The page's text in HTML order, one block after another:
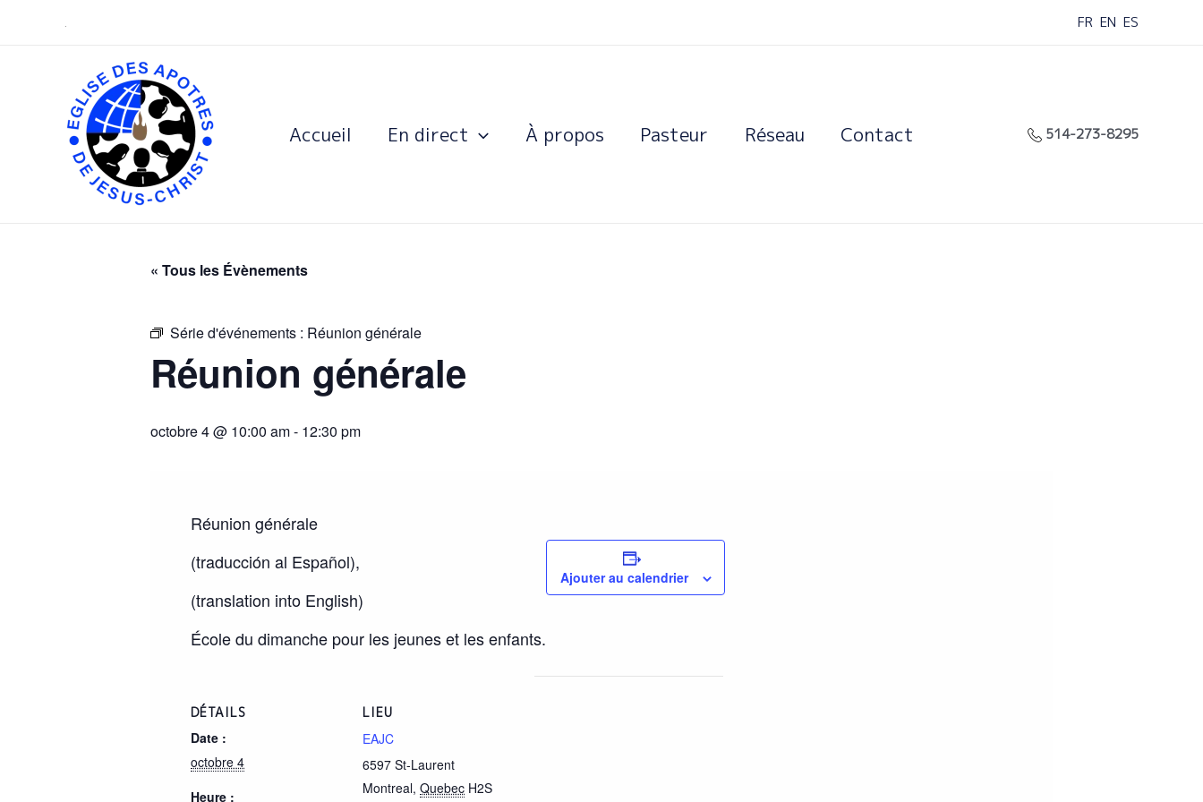
. FR EN ES
Accueil En direct À propos Pasteur Réseau Contact 514-273-8295
« Tous les Évènements
Série d'événements : Réunion générale
Réunion générale
octobre 4 @ 10:00 am- 12:30 pm
Réunion générale
(traducción al Español),
(translation into English)
École du dimanche pour les jeunes et les enfants.
Ajouter au calendrier
DÉTAILS
Date :
octobre 4
Heure :
LIEU
EAJC
6597 St-Laurent
Montreal, Quebec H2S